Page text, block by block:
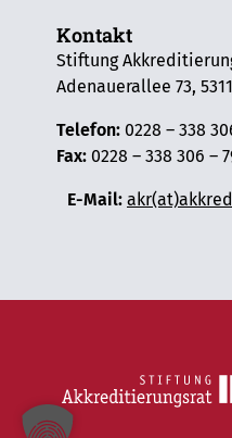
Kontakt
Stiftung
Adenauerallee 73,
Telefon: 0228 – 338
Fax: 0228 – 338 306 –
E-Mail: